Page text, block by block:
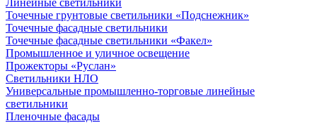
Точечные грунтовые светильники «Подснежник»
Точечные фасадные светильники
Точечные фасадные светильники «Факел»
Промышленное и уличное освещение
Прожекторы «Руслан»
Светильники НЛО
Универсальные промышленно-торговые линейные
светильники
Пленочные фасады